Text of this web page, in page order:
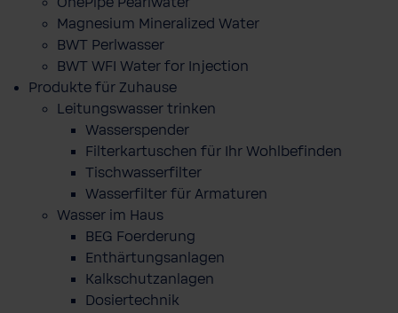
Magnesium Mineralized Water
BWT Perlwasser
BWT WFI Water for Injection
Produkte für Zuhause
Leitungswasser trinken
Wasserspender
Filterkartuschen für Ihr Wohlbefinden
Tischwasserfilter
Wasserfilter für Armaturen
Wasser im Haus
BEG Foerderung
Enthärtungsanlagen
Kalkschutzanlagen
Dosiertechnik